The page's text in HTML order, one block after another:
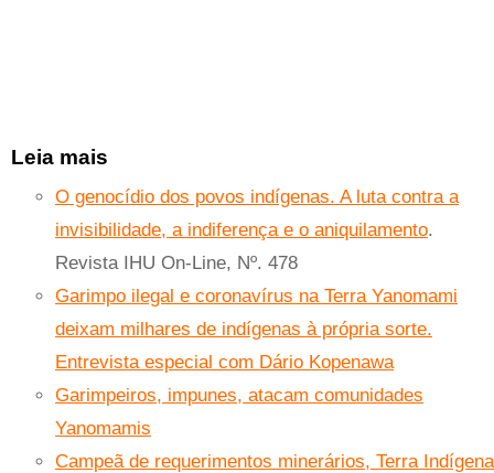
Leia mais
O genocídio dos povos indígenas. A luta contra a
invisibilidade, a indiferença e o aniquilamento.
Revista IHU On-Line, Nº. 478
Garimpo ilegal e coronavírus na Terra Yanomami
deixam milhares de indígenas à própria sorte.
Entrevista especial com Dário Kopenawa
Garimpeiros, impunes, atacam comunidades
Yanomamis
Campeã de requerimentos minerários, Terra Indígena